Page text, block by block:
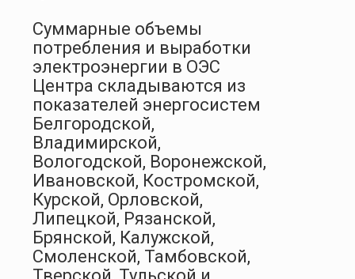
Суммарные объемы
потребления и выработки
электроэнергии в ОЭС
Центра складываются из
показателей энергосистем
Белгородской,
Владимирской,
Вологодской, Воронежской,
Ивановской, Костромской,
Курской, Орловской,
Липецкой, Рязанской,
Брянской, Калужской,
Смоленской, Тамбовской,